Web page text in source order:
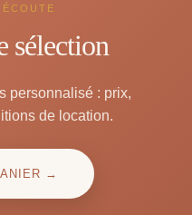
sélection
personnalisé : prix,
de location.
→